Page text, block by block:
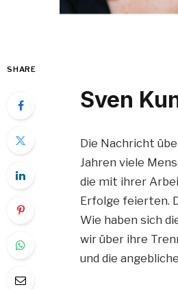
SHARE
Sven
Die Nachricht
Jahren viele
die mit ihrer
Erfolge feierten.
Wie haben sich
wir über ihre
und die